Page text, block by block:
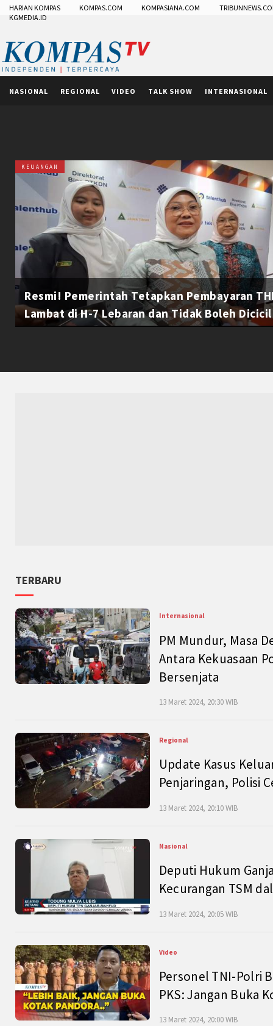
HARIAN KOMPAS KOMPAS.COM KOMPASIANA.COM
KGMEDIA.ID
NASIONAL REGIONAL VIDEO TALK SHOW INTERNASIONAL
KEUANGAN
Resmi! Pemerintah Tetapkan Pembayaran
Lambat di H-7 Lebaran dan Tidak Boleh Dicicil
TERBARU
Internasional
PM Mundur, Masa
Antara Kekuasaan
Bersenjata
13 Maret 2024, 20:30 WIB
Regional
Update Kasus
Penjaringan, Polisi
13 Maret 2024, 20:10 WIB
Nasional
Deputi Hukum
Kecurangan TSM
13 Maret 2024, 20:05 WIB
Video
Personel TNI-Polri
PKS: Jangan Buka
13 Maret 2024, 20:00 WIB